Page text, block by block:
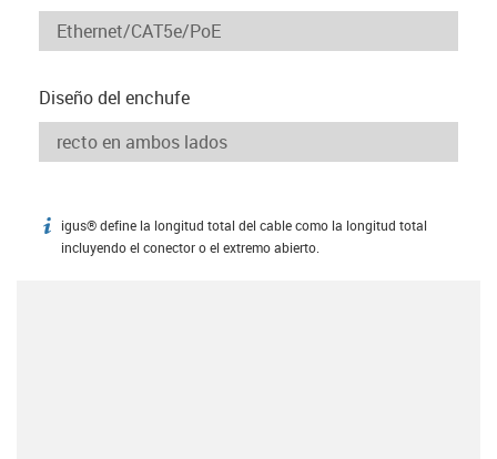
Diseño del enchufe
igus-icon-info
igus® define la longitud total del cable como la longitud total
incluyendo el conector o el extremo abierto.